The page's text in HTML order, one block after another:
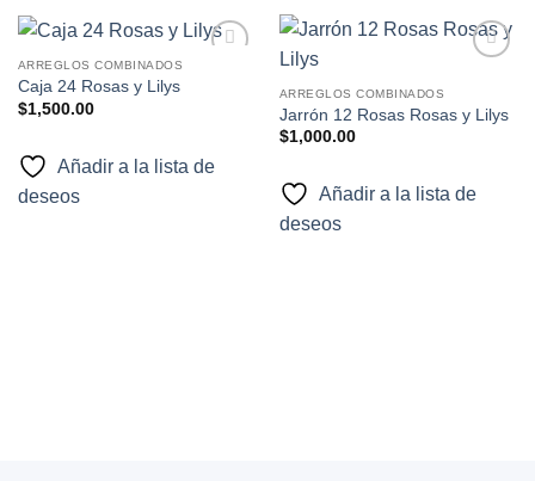
ARREGLOS COMBINADOS
Caja 24 Rosas y Lilys
$1,500.00
Añadir a la lista de
deseos
lista de
deseos
ARREGLOS COMBINADOS
Jarrón 12 Rosas Rosas y Lilys
$1,000.00
Añadir a la lista de
deseos